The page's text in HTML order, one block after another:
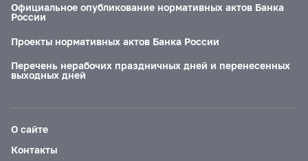
Официальное опубликование нормативных актов Банка
России
Проекты нормативных актов Банка России
Перечень нерабочих праздничных дней и перенесенных
выходных дней
О сайте
Контакты